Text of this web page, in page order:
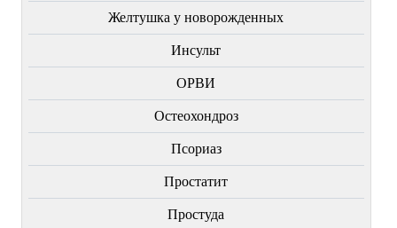
Желтушка у новорожденных
Инсульт
ОРВИ
Остеохондроз
Пcориаз
Простатит
Простуда